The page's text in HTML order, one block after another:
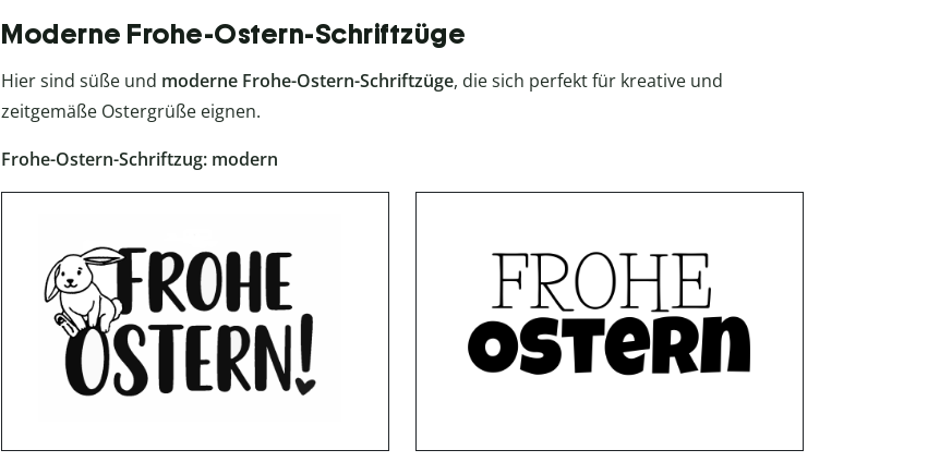
Stil
Moderne Frohe-Ostern-Schriftzüge
Hier sind süße und moderne Frohe-Ostern-Schriftzüge, die sich perfekt für kreative und
zeitgemäße Ostergrüße eignen.
Frohe-Ostern-Schriftzug: modern